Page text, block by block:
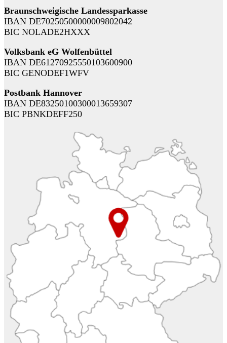
Braunschweigische Landessparkasse
IBAN DE70250500000009802042
BIC NOLADE2HXXX
Volksbank eG Wolfenbüttel
IBAN DE61270925550103600900
BIC GENODEF1WFV
Postbank Hannover
IBAN DE83250100300013659307
BIC PBNKDEFF250